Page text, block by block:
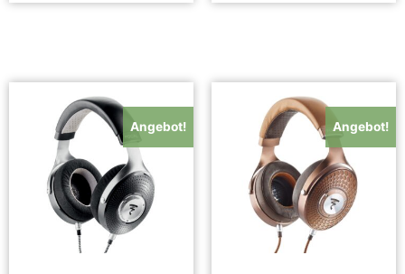
Angebot! Angebot!